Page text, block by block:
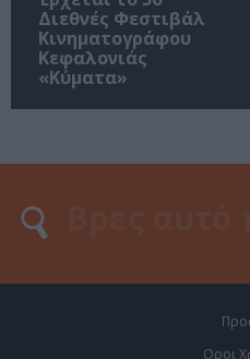
Διεθνές Φεστιβάλ
Κινηματογράφου
Κεφαλονιάς
«Κύματα»
Οροι